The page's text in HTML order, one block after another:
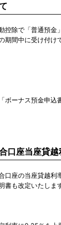
控除で「普通預金
間中に受け付け
ーナス預金申込
口座当座貸
座の当座貸越利
も改定いたしま